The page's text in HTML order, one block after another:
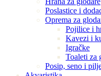
Poslastice i
Oprema za
Pojilice i
Kavezi i
Igračke
Toaleti za
Posip, seno i